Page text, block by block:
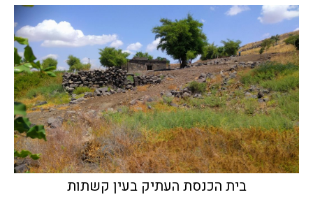
בית הכנסת העתיק בעין קשתות